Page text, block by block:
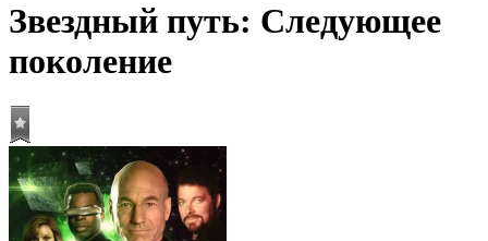
Звездный путь: Следующее
поколение